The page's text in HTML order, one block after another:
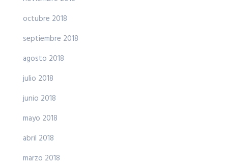
octubre 2018
septiembre 2018
agosto 2018
julio 2018
junio 2018
mayo 2018
abril 2018
marzo 2018